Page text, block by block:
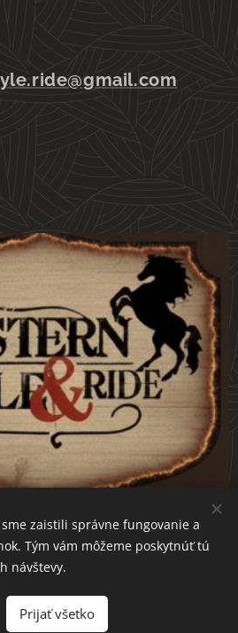
Do košíka
ride.sk Cookies
zaistili správne fungovanie a
Tým vám môžeme poskytnúť tú
návštevy.
Prijať všetko